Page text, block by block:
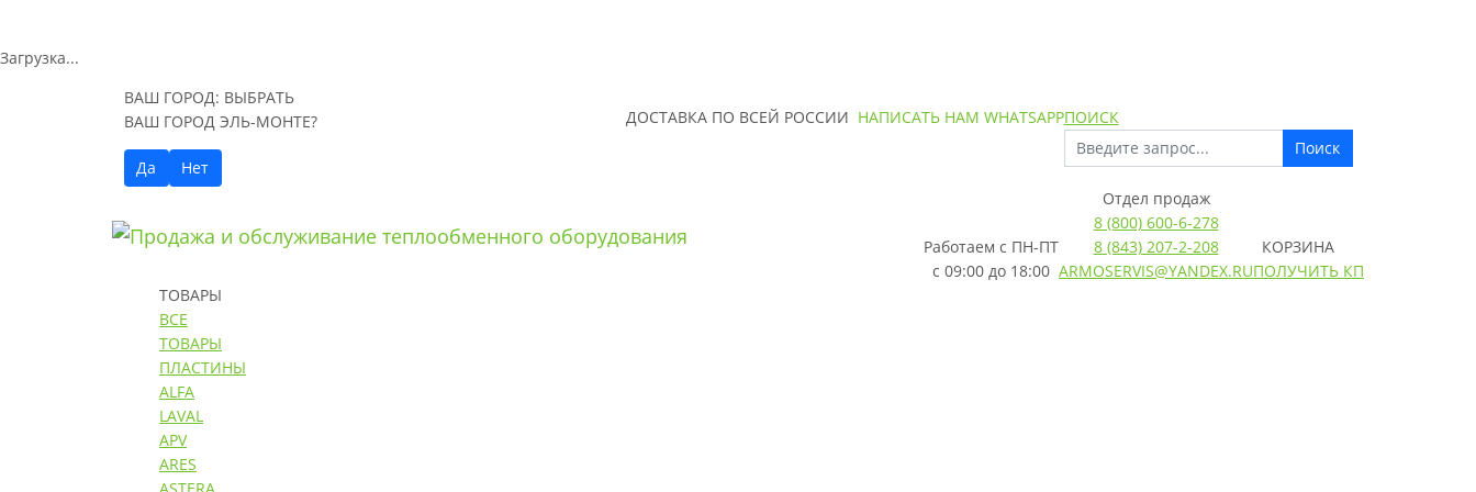
Загрузка...
ВАШ ГОРОД: ВЫБРАТЬ
ВАШ ГОРОД ЭЛЬ-МОНТЕ?
Да Нет
ДОСТАВКА ПО ВСЕЙ РОССИИ НАПИСАТЬ НАМ WHATSAPPПОИСК
Поиск
Работаем с ПН-ПТ
с 09:00 до 18:00
Отдел продаж
8 (800) 600-6-278
8 (843) 207-2-208
ARMOSERVIS@YANDEX.RU
КОРЗИНА
ПОЛУЧИТЬ КП
ТОВАРЫ
ВСЕ
ТОВАРЫ
ПЛАСТИНЫ
ALFA
LAVAL
APV
ARES
ASTERA